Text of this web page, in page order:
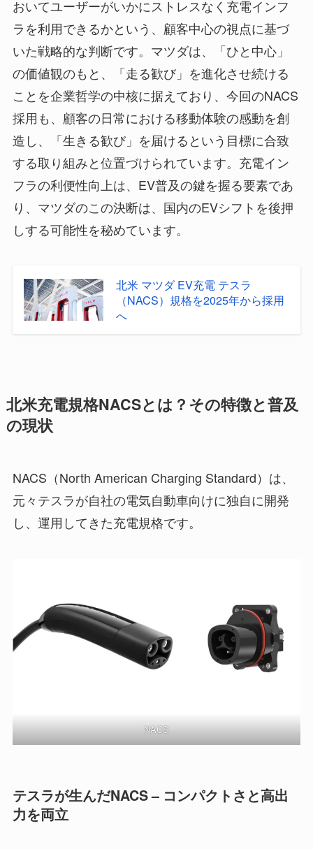
おいてユーザーがいかにストレスなく充電インフ
ラを利用できるかという、顧客中心の視点に基づ
いた戦略的な判断です。マツダは、「ひと中心」
の価値観のもと、「走る歓び」を進化させ続ける
ことを企業哲学の中核に据えており、今回のNACS
採用も、顧客の日常における移動体験の感動を創
造し、「生きる歓び」を届けるという目標に合致
する取り組みと位置づけられています。充電イン
フラの利便性向上は、EV普及の鍵を握る要素であ
り、マツダのこの決断は、国内のEVシフトを後押
しする可能性を秘めています。
北米 マツダ EV充電 テスラ
（NACS）規格を2025年から採用
へ
北米充電規格NACSとは？その特徴と普及
の現状
NACS（North American Charging Standard）は、
元々テスラが自社の電気自動車向けに独自に開発
し、運用してきた充電規格です。
NACS
テスラが生んだNACS – コンパクトさと高出
力を両立